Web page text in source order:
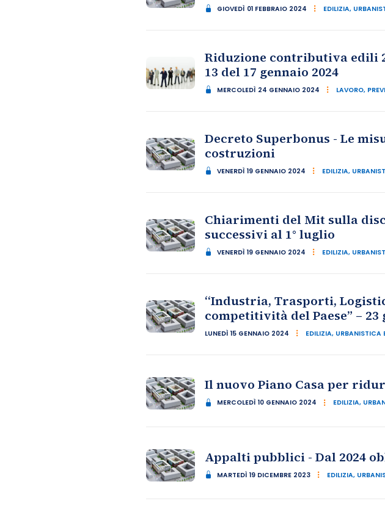
GIOVEDÌ 01 FEBBRAIO 2024 EDILIZIA,
Riduzione contributiva edili
13 del 17 gennaio 2024
MERCOLEDÌ 24 GENNAIO 2024 LAVORO,
Decreto Superbonus - Le
costruzioni
VENERDÌ 19 GENNAIO 2024 EDILIZIA,
Chiarimenti del Mit sulla
successivi al 1° luglio
VENERDÌ 19 GENNAIO 2024 EDILIZIA,
“Industria, Trasporti,
competitività del Paese” – 23
LUNEDÌ 15 GENNAIO 2024 EDILIZIA, URBANISTICA
Il nuovo Piano Casa per
MERCOLEDÌ 10 GENNAIO 2024 EDILIZIA,
Appalti pubblici - Dal 2024
MARTEDÌ 19 DICEMBRE 2023 EDILIZIA,